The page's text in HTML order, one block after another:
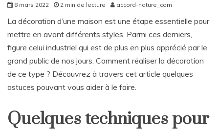
8 mars 2022 2 min de lecture accord-nature_com
La décoration d’une maison est une étape essentielle pour
mettre en avant différents styles. Parmi ces derniers,
figure celui industriel qui est de plus en plus apprécié par le
grand public de nos jours. Comment réaliser la décoration
de ce type ? Découvrez à travers cet article quelques
astuces pouvant vous aider à le faire.
Quelques techniques pour